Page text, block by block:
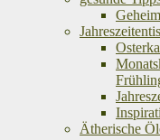
Ätherische